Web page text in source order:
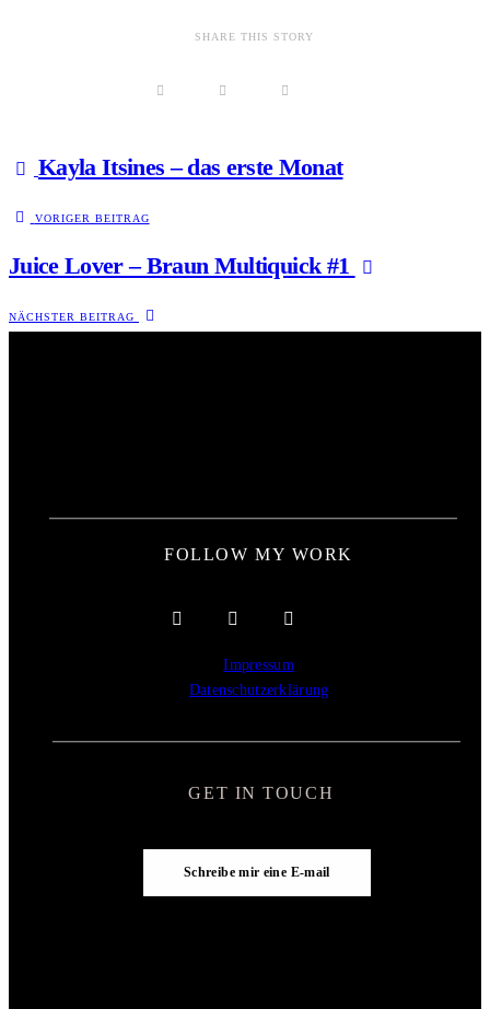
SHARE THIS STORY
Kayla Itsines – das erste Monat
VORIGER BEITRAG
Juice Lover – Braun Multiquick #1
NÄCHSTER BEITRAG
FOLLOW MY WORK
GET IN TOUCH
Schreibe mir eine E-mail
Impressum
Datenschutzerklärung